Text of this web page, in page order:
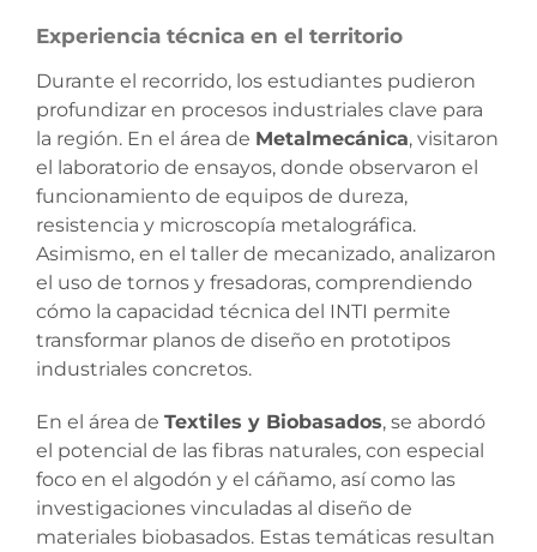
Experiencia técnica en el territorio
Durante el recorrido, los estudiantes pudieron
profundizar en procesos industriales clave para
la región. En el área de Metalmecánica, visitaron
el laboratorio de ensayos, donde observaron el
funcionamiento de equipos de dureza,
resistencia y microscopía metalográfica.
Asimismo, en el taller de mecanizado, analizaron
el uso de tornos y fresadoras, comprendiendo
cómo la capacidad técnica del INTI permite
transformar planos de diseño en prototipos
industriales concretos.
En el área de Textiles y Biobasados, se abordó
el potencial de las fibras naturales, con especial
foco en el algodón y el cáñamo, así como las
investigaciones vinculadas al diseño de
materiales biobasados. Estas temáticas resultan